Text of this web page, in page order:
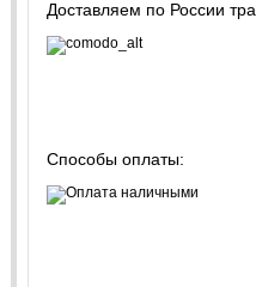
Доставляем по России
Способы оплаты: